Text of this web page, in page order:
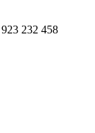
232 458